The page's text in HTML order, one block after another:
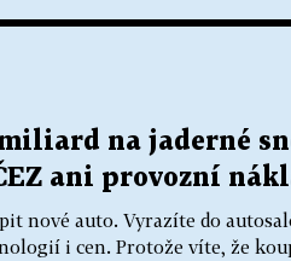
na jaderné
ani provozní
nové auto. Vyrazíte do
i cen. Protože víte, že